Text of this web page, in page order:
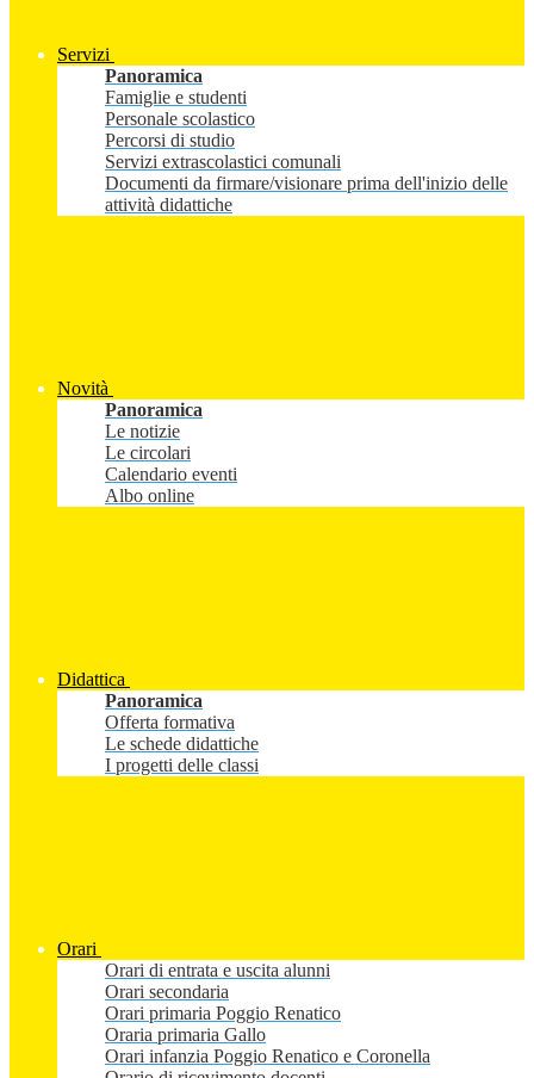
Servizi
Panoramica
Famiglie e studenti
Personale scolastico
Percorsi di studio
Servizi extrascolastici comunali
Documenti da firmare/visionare prima dell'inizio delle
attività didattiche
Novità
Panoramica
Le notizie
Le circolari
Calendario eventi
Albo online
Didattica
Panoramica
Offerta formativa
Le schede didattiche
I progetti delle classi
Orari
Orari di entrata e uscita alunni
Orari secondaria
Orari primaria Poggio Renatico
Oraria primaria Gallo
Orari infanzia Poggio Renatico e Coronella